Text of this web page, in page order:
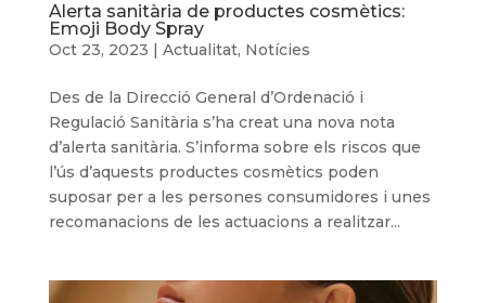
Alerta sanitària de productes cosmètics:
Emoji Body Spray
Oct 23, 2023 Actualitat, Notícies
Des de la Direcció General d’Ordenació i
Regulació Sanitària s’ha creat una nova nota
d’alerta sanitària. S’informa sobre els riscos que
l’ús d’aquests productes cosmètics poden
suposar per a les persones consumidores i unes
recomanacions de les actuacions a realitzar...